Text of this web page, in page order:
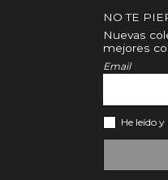
NO TE
Nuevas
mejores
Email
He leído